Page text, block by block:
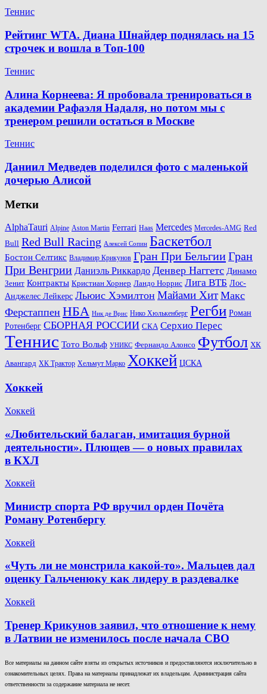
Теннис
Рейтинг WTA. Диана Шнайдер поднялась на 15
строчек и вошла в Топ-100
Теннис
Алина Корнеева: Я пробовала тренироваться в
академии Рафаэля Надаля, но потом мы с
тренером решили остаться в Москве
Теннис
Даниил Медведев поделился фото с маленькой
дочерью Алисой
Метки
AlphaTauri Alpine Aston Martin Ferrari Haas Mercedes Mercedes-AMG Red
Bull Red Bull Racing Алексей Сопин Баскетбол
Бостон Селтикс Владимир Крикунов Гран При БельгииГран
При Венгрии Даниэль Риккардо Денвер Наггетс Динамо
Зенит Контракты Кристиан Хорнер Ландо Норрис Лига ВТБ Лос-
Анджелес Лейкерс Льюис Хэмилтон Майами Хит Макс
Ферстаппен НБА Ник де Врис Нико Хюлькенберг Регби Роман
Ротенберг СБОРНАЯ РОССИИ СКА Серхио Перес
Теннис Тото Вольф УНИКС Фернандо Алонсо Футбол ХК
Авангард ХК Трактор Хельмут Марко Хоккей ЦСКА
Хоккей
Хоккей
«Любительский балаган, имитация бурной
деятельности». Плющев — о новых правилах
в КХЛ
Хоккей
Министр спорта РФ вручил орден Почёта
Роману Ротенбергу
Хоккей
«Чуть ли не монстрила какой-то». Мальцев дал
оценку Гальченюку как лидеру в раздевалке
Хоккей
Тренер Крикунов заявил, что отношение к нему
в Латвии не изменилось после начала СВО
Все материалы на данном сайте взяты из открытых источников и предоставляются исключительно в
ознакомительных целях. Права на материалы принадлежат их владельцам. Администрация сайта
ответственности за содержание материала не несет.